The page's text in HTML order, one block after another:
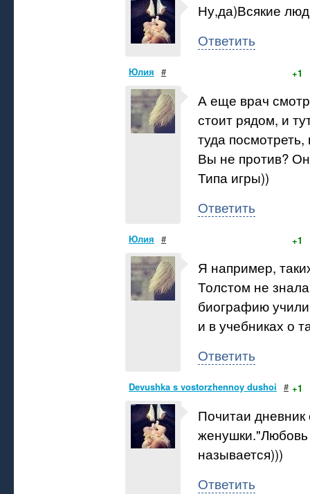
Ну,да)Всякие
Ответить
Юлия # +1
А еще врач
стоит рядом, и
туда
Вы не против?
Типа игры))
Ответить
Юлия # +1
Я например,
Толстом не
биографию
и в учебниках о
Ответить
Devushka s vostorzhennoy dushoi # +1
Почитаи дневник
женушки."Любовь
называется)))
Ответить